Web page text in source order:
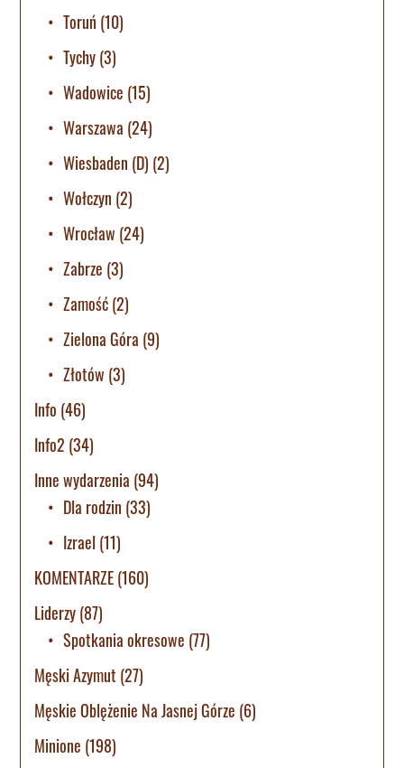
Toruń (10)
Tychy(3)
Wadowice (15)
Warszawa (24)
Wiesbaden (D) (2)
Wołczyn (2)
Wrocław (24)
Zabrze (3)
Zamość(2)
Zielona Góra (9)
Złotów (3)
Info (46)
Info2 (34)
Inne wydarzenia (94)
Dla rodzin (33)
Izrael (11)
KOMENTARZE(160)
Liderzy(87)
Spotkania okresowe (77)
Męski Azymut (27)
Męskie Oblężenie Na Jasnej Górze (6)
Minione (198)